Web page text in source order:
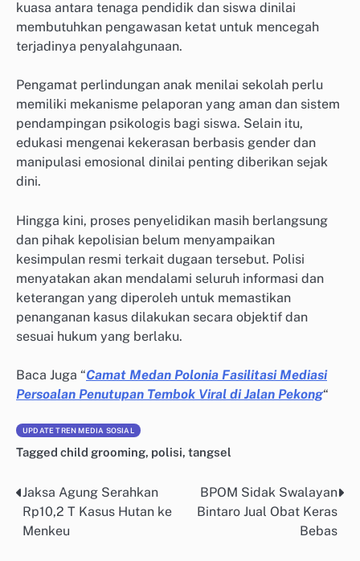
kuasa antara tenaga pendidik dan siswa dinilai
membutuhkan pengawasan ketat untuk mencegah
terjadinya penyalahgunaan.
Pengamat perlindungan anak menilai sekolah perlu
memiliki mekanisme pelaporan yang aman dan sistem
pendampingan psikologis bagi siswa. Selain itu,
edukasi mengenai kekerasan berbasis gender dan
manipulasi emosional dinilai penting diberikan sejak
dini.
Hingga kini, proses penyelidikan masih berlangsung
dan pihak kepolisian belum menyampaikan
kesimpulan resmi terkait dugaan tersebut. Polisi
menyatakan akan mendalami seluruh informasi dan
keterangan yang diperoleh untuk memastikan
penanganan kasus dilakukan secara objektif dan
sesuai hukum yang berlaku.
Baca Juga “Camat Medan Polonia Fasilitasi Mediasi
Persoalan Penutupan Tembok Viral di Jalan Pekong“
UPDATE TREN MEDIA SOSIAL
Tagged child grooming, polisi, tangsel
Post
navigation
Jaksa Agung Serahkan
Rp10,2 T Kasus Hutan ke
Menkeu
BPOM Sidak Swalayan
Bintaro Jual Obat Keras
Bebas